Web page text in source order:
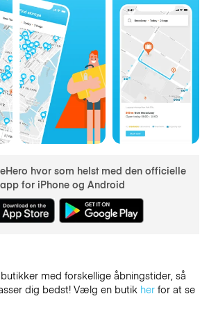
hvor som helst med den officielle
app for iPhone og Android
med forskellige åbningstider, så
dig bedst! Vælg en butik herfor at se